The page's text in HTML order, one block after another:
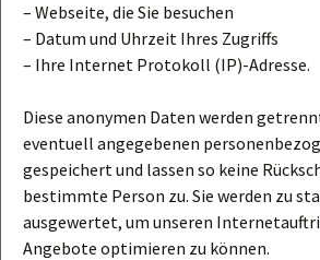
– Webseite, die Sie besuchen
– Datum und Uhrzeit Ihres Zugriffs
– Ihre Internet Protokoll (IP)-Adresse.
Diese anonymen Daten werden
eventuell angegebenen
gespeichert und lassen so keine
bestimmte Person zu. Sie werden zu
ausgewertet, um unseren
Angebote optimieren zu können.